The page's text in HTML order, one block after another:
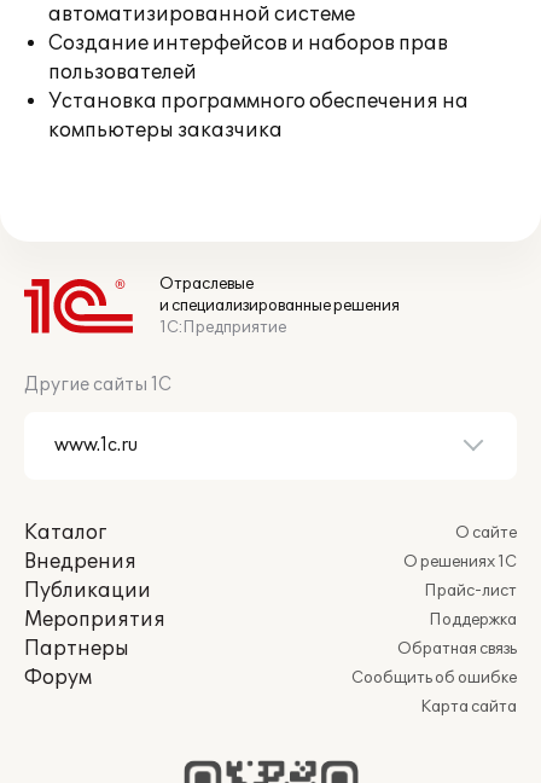
автоматизированной системе
Создание интерфейсов и наборов прав
пользователей
Установка программного обеспечения на
компьютеры заказчика
Отраслевые
и специализированные решения
1С:Предприятие
Другие сайты 1С
Каталог
Внедрения
Публикации
Мероприятия
Партнеры
Форум
О сайте
О решениях 1С
Прайс-лист
Поддержка
Обратная связь
Сообщить об ошибке
Карта сайта